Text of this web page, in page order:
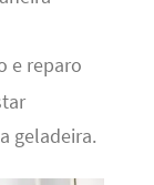
e reparo
geladeira.